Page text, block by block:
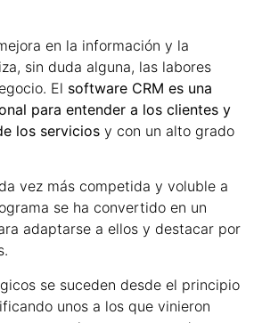
en la información y la
sin duda alguna, las labores
El software CRM es una
para entender a los clientes y
los servicios y con un alto grado
vez más competida y voluble a
se ha convertido en un
adaptarse a ellos y destacar por
se suceden desde el principio
unos a los que vinieron